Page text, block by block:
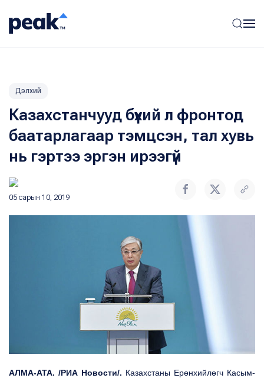
Дэлхий
Казахстанчууд бүхий л фронтод
баатарлагаар тэмцсэн, тал хувь
нь гэртээ эргэн ирээгүй
05 сарын 10, 2019
АЛМА-АТА. /РИА Новости/. Казахстаны Ерөнхийлөгч Касым-